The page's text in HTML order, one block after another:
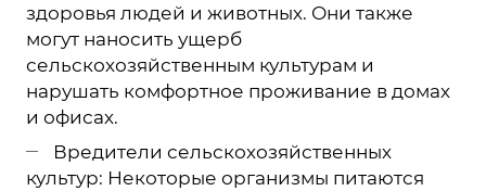
здоровья людей и животных. Они также
могут наносить ущерб
сельскохозяйственным культурам и
нарушать комфортное проживание в домах
и офисах.
Вредители сельскохозяйственных
культур: Некоторые организмы питаются